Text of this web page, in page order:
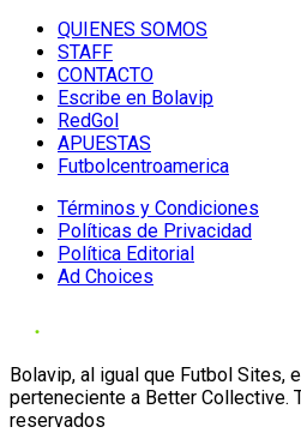
QUIENES SOMOS
STAFF
CONTACTO
Escribe en Bolavip
RedGol
APUESTAS
Futbolcentroamerica
Términos y Condiciones
Políticas de Privacidad
Política Editorial
Ad Choices
Bolavip, al igual que Futbol Sites,
perteneciente a Better Collective.
reservados